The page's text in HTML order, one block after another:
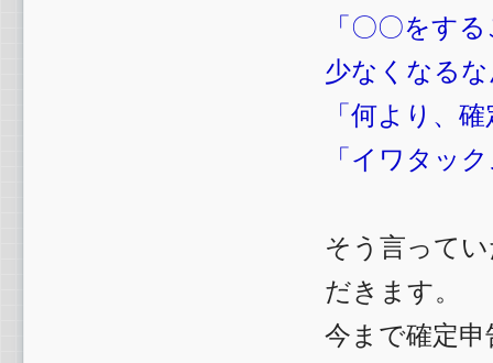
「〇〇をす
少なくなる
「何より、
「イワタッ
そう言って
だきます。
今まで確定